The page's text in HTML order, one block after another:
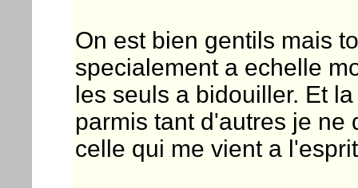
On est bien gentils mais
specialement a echelle
les seuls a bidouiller. Et
parmis tant d'autres je ne
celle qui me vient a